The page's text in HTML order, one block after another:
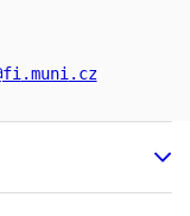
.muni.cz